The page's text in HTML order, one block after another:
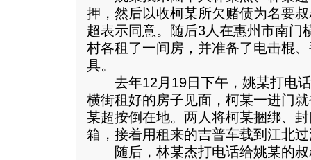
押，然后以收柯某所欠赌债为名要
超表示同意。随后3人在惠州市南门
村各租了一间房，并准备了电击棍
具。
去年12月19日下午，姚某打电话
横街租好的房子见面，柯某一进门
某超按倒在地。两人将柯某捆绑、
箱，接着用租来的吉普车载到江北
随后，林某杰打电话给姚某的叔